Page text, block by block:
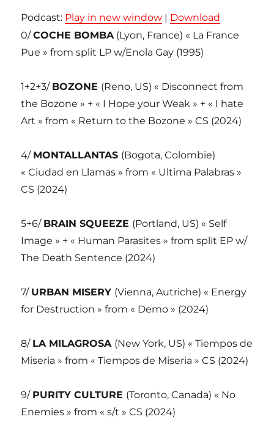
Podcast: Play in new window | Download
0/COCHE BOMBA(Lyon, France) « La France
Pue » from split LP w/Enola Gay (1995)
1+2+3/ BOZONE (Reno, US) « Disconnect from
the Bozone » + « I Hope your Weak » + « I hate
Art » from « Return to the Bozone » CS (2024)
4/ MONTALLANTAS (Bogota, Colombie)
« Ciudad en Llamas » from « Ultima Palabras »
CS (2024)
5+6/ BRAIN SQUEEZE (Portland, US) « Self
Image » + « Human Parasites » from split EP w/
The Death Sentence (2024)
7/ URBAN MISERY (Vienna, Autriche) « Energy
for Destruction » from « Demo » (2024)
8/ LA MILAGROSA (New York, US) « Tiempos de
Miseria » from « Tiempos de Miseria » CS (2024)
9/ PURITY CULTURE (Toronto, Canada) « No
Enemies » from « s/t » CS (2024)